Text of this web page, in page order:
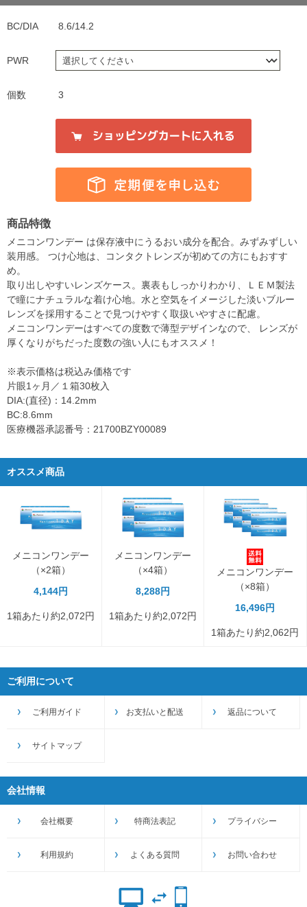
BC/DIA 8.6/14.2
PWR
個数 3
商品特徴
メニコンワンデー は保存液中にうるおい成分を配合。みずみずしい
装用感。 つけ心地は、コンタクトレンズが初めての方にもおすす
め。
取り出しやすいレンズケース。裏表もしっかりわかり、ＬＥＭ製法
で瞳にナチュラルな着け心地。水と空気をイメージした淡いブルー
レンズを採用することで見つけやすく取扱いやすさに配慮。
メニコンワンデーはすべての度数で薄型デザインなので、 レンズが
厚くなりがちだった度数の強い人にもオススメ！
※表示価格は税込み価格です
片眼1ヶ月／１箱30枚入
DIA:(直径)：14.2mm
BC:8.6mm
医療機器承認番号：21700BZY00089
オススメ商品
メニコンワンデー
（×2箱）
4,144円
1箱あたり約2,072円
メニコンワンデー
（×4箱）
8,288円
1箱あたり約2,072円
メニコンワンデー
（×8箱）
16,496円
1箱あたり約2,062円
ご利用について
ご利用ガイド お支払いと配送 返品について
サイトマップ
会社情報
会社概要 特商法表記 プライバシー
利用規約 よくある質問 お問い合わせ